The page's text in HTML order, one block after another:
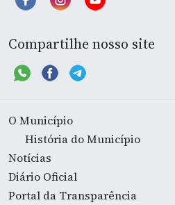
Compartilhe nosso site
O Município
História do Município
Notícias
Diário Oficial
Portal da Transparência